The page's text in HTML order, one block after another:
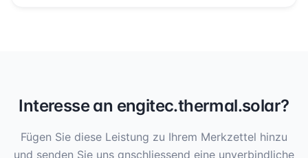
Interesse an engitec.thermal.solar?
Fügen Sie diese Leistung zu Ihrem Merkzettel hinzu
und senden Sie uns anschliessend eine unverbindliche